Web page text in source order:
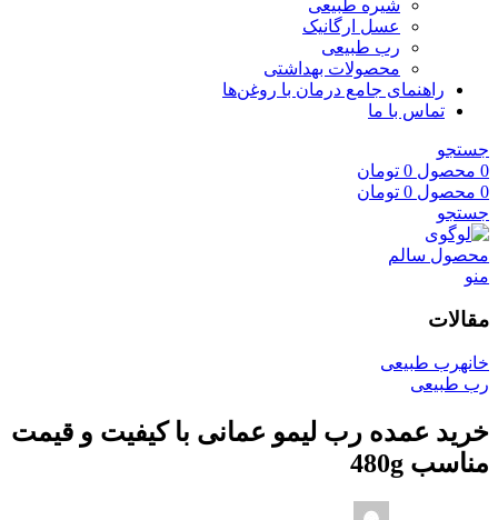
شیره طبیعی
عسل ارگانیک
رب طبیعی
محصولات بهداشتی
راهنمای جامع درمان با روغن‌ها
تماس با ما
جستجو
0 محصول 0 تومان
0 محصول 0 تومان
جستجو
منو
مقالات
خانهرب طبیعی
رب طبیعی
خرید عمده رب لیمو عمانی با کیفیت و قیمت
مناسب 480g